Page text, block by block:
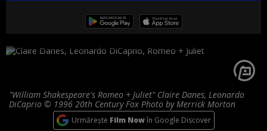
"William Shakespeare's Romeo + Juliet" Claire Danes, Leonardo
DiCaprio © 1996 20th Century Fox Photo by Merrick Morton
Urmărește Film Nowîn Google Discover